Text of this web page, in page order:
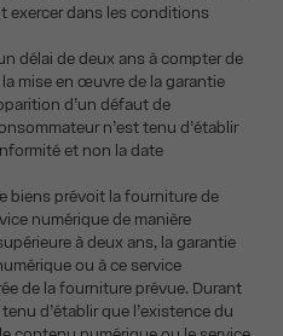
exercer dans les conditions
délai de deux ans à compter de
mise en œuvre de la garantie
d’un défaut de
n’est tenu d’établir
et non la date
biens prévoit la fourniture de
numérique de manière
à deux ans, la garantie
ou à ce service
de la fourniture prévue. Durant
d’établir que l’existence du